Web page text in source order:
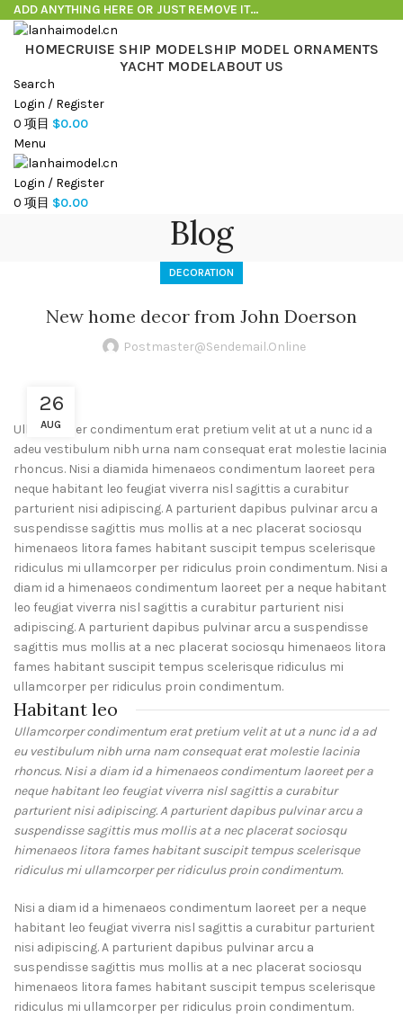
ADD ANYTHING HERE OR JUST REMOVE IT…
HOMECRUISE SHIP MODELSHIP MODEL ORNAMENTS
YACHT MODELABOUT US
Search
Login / Register
0 项目 $0.00
Menu
Login / Register
0 项目 $0.00
Blog
DECORATION
New home decor from John Doerson
Postmaster@sendemail.online
26
AUG
Ullamcorper condimentum erat pretium velit at ut a nunc id a
adeu vestibulum nibh urna nam consequat erat molestie lacinia
rhoncus. Nisi a diamida himenaeos condimentum laoreet pera
neque habitant leo feugiat viverra nisl sagittis a curabitur
parturient nisi adipiscing. A parturient dapibus pulvinar arcu a
suspendisse sagittis mus mollis at a nec placerat sociosqu
himenaeos litora fames habitant suscipit tempus scelerisque
ridiculus mi ullamcorper per ridiculus proin condimentum. Nisi a
diam id a himenaeos condimentum laoreet per a neque habitant
leo feugiat viverra nisl sagittis a curabitur parturient nisi
adipiscing. A parturient dapibus pulvinar arcu a suspendisse
sagittis mus mollis at a nec placerat sociosqu himenaeos litora
fames habitant suscipit tempus scelerisque ridiculus mi
ullamcorper per ridiculus proin condimentum.
Habitant leo
Ullamcorper condimentum erat pretium velit at ut a nunc id a ad
eu vestibulum nibh urna nam consequat erat molestie lacinia
rhoncus. Nisi a diam id a himenaeos condimentum laoreet per a
neque habitant leo feugiat viverra nisl sagittis a curabitur
parturient nisi adipiscing. A parturient dapibus pulvinar arcu a
suspendisse sagittis mus mollis at a nec placerat sociosqu
himenaeos litora fames habitant suscipit tempus scelerisque
ridiculus mi ullamcorper per ridiculus proin condimentum.
Nisi a diam id a himenaeos condimentum laoreet per a neque
habitant leo feugiat viverra nisl sagittis a curabitur parturient
nisi adipiscing. A parturient dapibus pulvinar arcu a
suspendisse sagittis mus mollis at a nec placerat sociosqu
himenaeos litora fames habitant suscipit tempus scelerisque
ridiculus mi ullamcorper per ridiculus proin condimentum.